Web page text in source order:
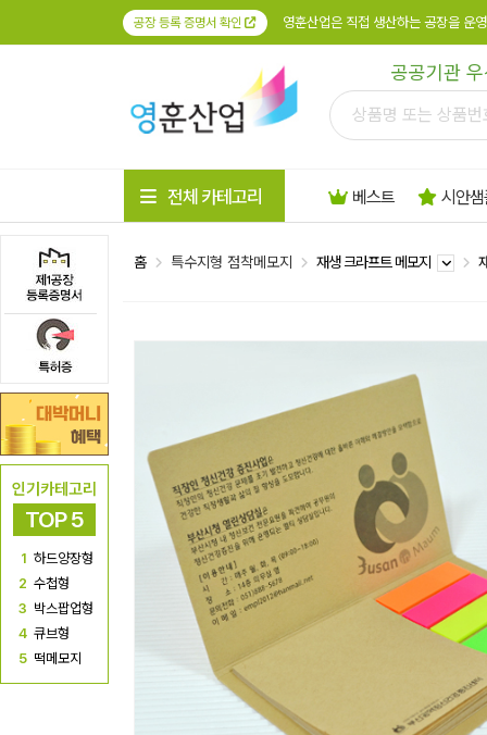
공장 등록 증명서 확인 영훈산업은 직접 생산하는 공장을 운
공공기관
인기카테고리
TOP 5
1 하드양장형
2 수첩형
3 박스팝업형
4 큐브형
5 떡메모지
전체 카테고리 베스트 시안
홈 특수지형 점착메모지 재생 크라프트 메모지